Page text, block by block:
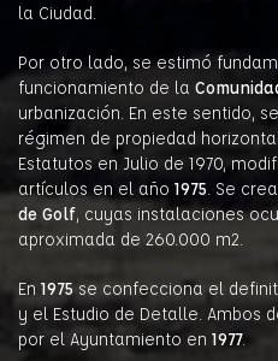
la Ciudad.
Por otro lado, se estimó
funcionamiento de la
urbanización. En este sentido,
régimen de propiedad
Estatutos en Julio de 1970,
artículos en el año 1975 . Se
de Golf, cuyas instalaciones
aproximada de 260.000 m2.
En 1975 se confecciona el
y el Estudio de Detalle. Ambos
por el Ayuntamiento en 1977.